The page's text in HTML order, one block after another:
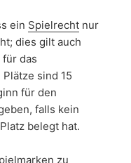
ein Spielrecht nur
dies gilt auch
das
sind 15
für den
falls kein
belegt hat.
zu